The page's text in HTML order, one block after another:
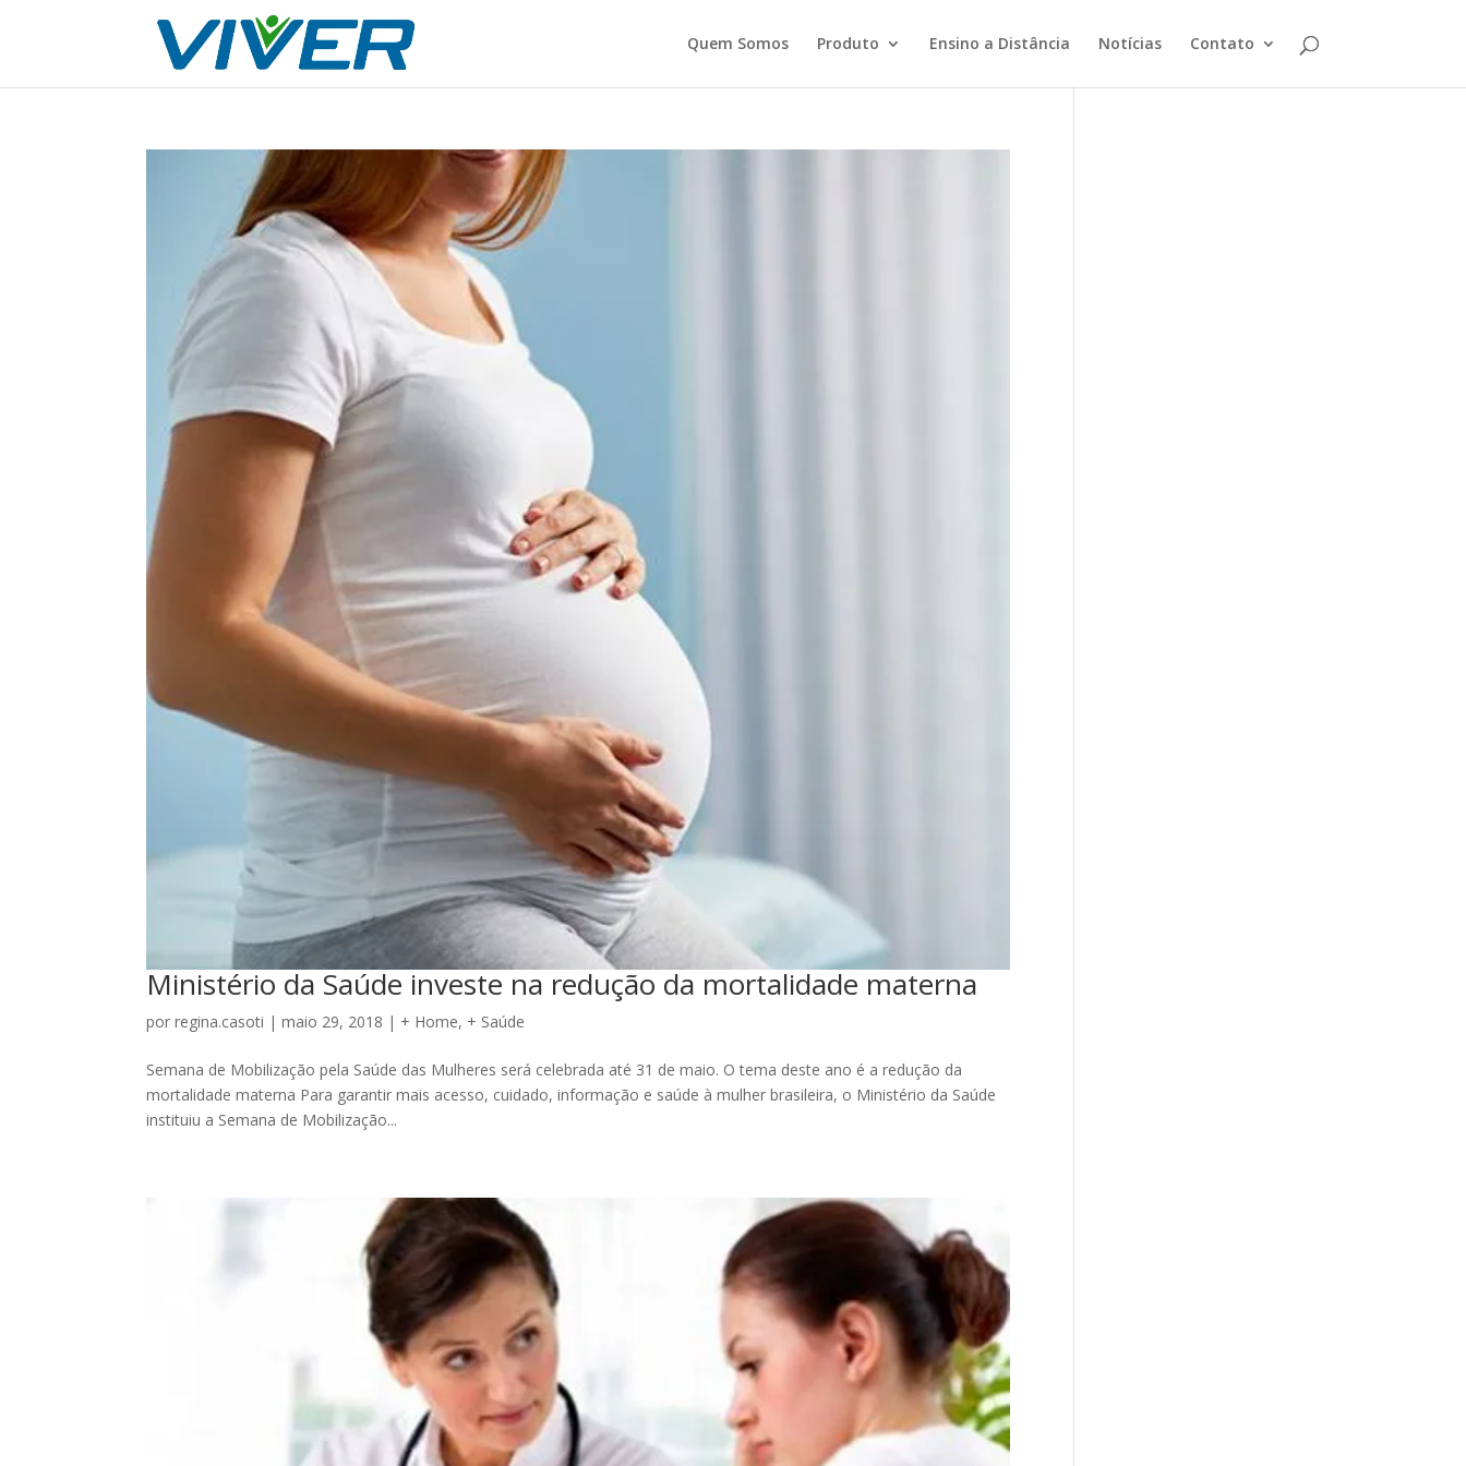
Quem Somos Produto Ensino a Distância Notícias Contato
Ministério da Saúde investe na redução da mortalidade materna
porregina.casoti |maio 29, 2018 | + Home, + Saúde
Semana de Mobilização pela Saúde das Mulheres será celebrada até 31 de maio. O tema deste ano é a redução da
mortalidade materna Para garantir mais acesso, cuidado, informação e saúde à mulher brasileira, o Ministério da Saúde
instituiu a Semana de Mobilização...